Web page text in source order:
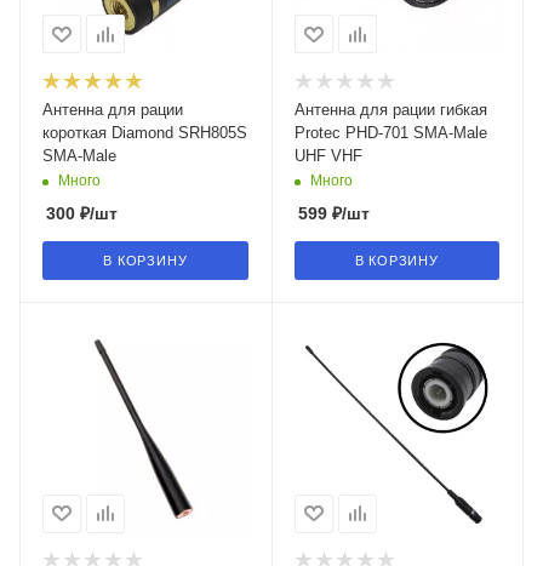
Антенна для рации
короткая Diamond SRH805S
SMA-Male
Много
300 ₽/шт
В КОРЗИНУ
Антенна для рации гибкая
Protec PHD-701 SMA-Male
UHF VHF
Много
599₽/шт
В КОРЗИНУ